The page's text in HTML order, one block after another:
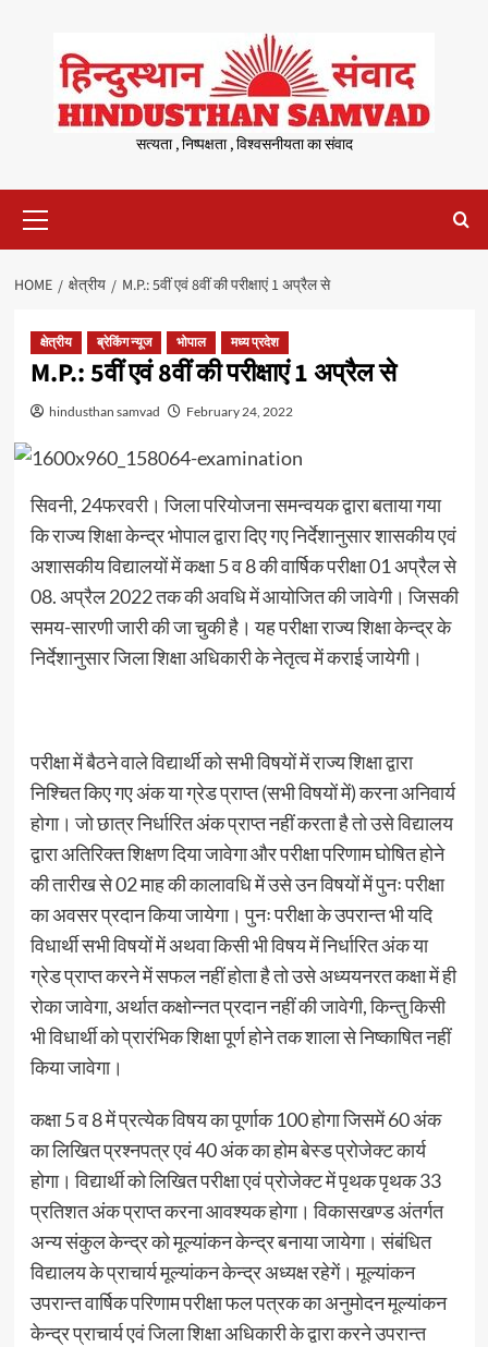
content
सत्यता , निष्पक्षता , विश्वसनीयता का संवाद
Menu
HOME क्षेत्रीय M.P.: 5वीं एवं 8वीं की परीक्षाएं 1 अप्रैल से
क्षेत्रीय ब्रेकिंग न्यूज भोपाल मध्य प्रदेश
M.P.: 5वीं एवं 8वीं की परीक्षाएं 1 अप्रैल से
hindusthan samvad February 24, 2022
सिवनी, 24फरवरी। जिला परियोजना समन्वयक द्वारा बताया गया
कि राज्य शिक्षा केन्द्र भोपाल द्वारा दिए गए निर्देशानुसार शासकीय एवं
अशासकीय विद्यालयों में कक्षा 5 व 8 की वार्षिक परीक्षा 01 अप्रैल से
08. अप्रैल 2022 तक की अवधि में आयोजित की जावेगी। जिसकी
समय-सारणी जारी की जा चुकी है। यह परीक्षा राज्य शिक्षा केन्द्र के
निर्देशानुसार जिला शिक्षा अधिकारी के नेतृत्व में कराई जायेगी।
परीक्षा में बैठने वाले विद्यार्थी को सभी विषयों में राज्य शिक्षा द्वारा
निश्चित किए गए अंक या ग्रेड प्राप्त (सभी विषयों में) करना अनिवार्य
होगा। जो छात्र निर्धारित अंक प्राप्त नहीं करता है तो उसे विद्यालय
द्वारा अतिरिक्त शिक्षण दिया जावेगा और परीक्षा परिणाम घोषित होने
की तारीख से 02 माह की कालावधि में उसे उन विषयों में पुनः परीक्षा
का अवसर प्रदान किया जायेगा। पुनः परीक्षा के उपरान्त भी यदि
विधार्थी सभी विषयों में अथवा किसी भी विषय में निर्धारित अंक या
ग्रेड प्राप्त करने में सफल नहीं होता है तो उसे अध्ययनरत कक्षा में ही
रोका जावेगा, अर्थात कक्षोन्नत प्रदान नहीं की जावेगी, किन्तु किसी
भी विधार्थी को प्रारंभिक शिक्षा पूर्ण होने तक शाला से निष्काषित नहीं
किया जावेगा।
कक्षा 5 व 8 में प्रत्येक विषय का पूर्णाक 100 होगा जिसमें 60 अंक
का लिखित प्रश्नपत्र एवं 40 अंक का होम बेस्ड प्रोजेक्ट कार्य
होगा। विद्यार्थी को लिखित परीक्षा एवं प्रोजेक्ट में पृथक पृथक 33
प्रतिशत अंक प्राप्त करना आवश्यक होगा। विकासखण्ड अंतर्गत
अन्य संकुल केन्द्र को मूल्यांकन केन्द्र बनाया जायेगा। संबंधित
विद्यालय के प्राचार्य मूल्यांकन केन्द्र अध्यक्ष रहेगें। मूल्यांकन
उपरान्त वार्षिक परिणाम परीक्षा फल पत्रक का अनुमोदन मूल्यांकन
केन्द्र प्राचार्य एवं जिला शिक्षा अधिकारी के द्वारा करने उपरान्त